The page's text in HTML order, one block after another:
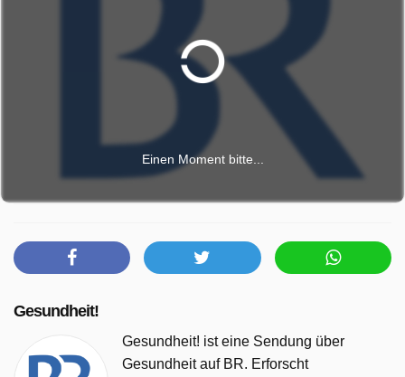
Einen Moment bitte...
Gesundheit!
Gesundheit! ist eine Sendung über
Gesundheit auf BR. Erforscht